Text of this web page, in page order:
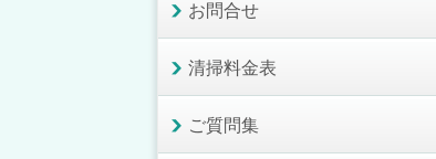
お問合せ
清掃料金表
ご質問集